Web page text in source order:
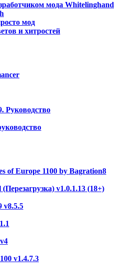
мода Whitelinghand
мод
и хитростей
Руководство
of Europe 1100 by Bagration8
v1.0.1.13 (18+)
v8.5.5
v1.4.7.3